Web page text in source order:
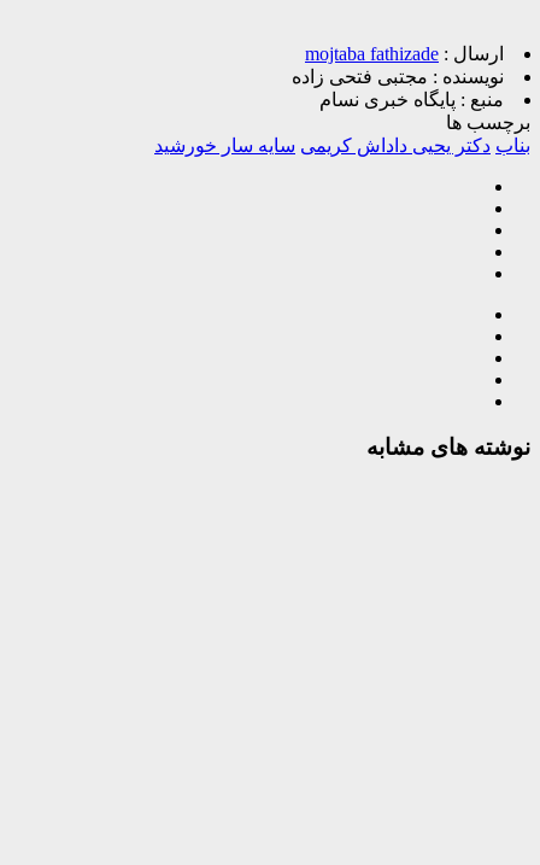
ارسال : mojtaba fathizade
نویسنده : مجتبی فتحی زاده
منبع : پایگاه خبری نسام
برچسب ها
بناب دکتر یحیی داداش کریمی سایه سار خورشید
نوشته های مشابه